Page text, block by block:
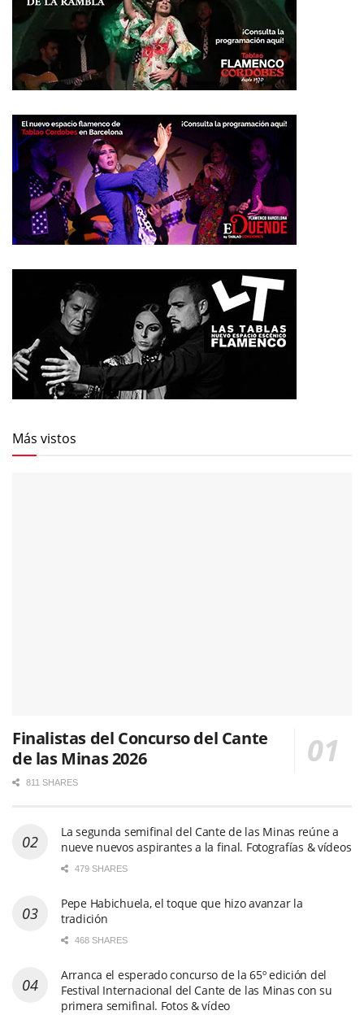
Más vistos
Finalistas del Concurso del Cante
de las Minas 2026
811 SHARES
La segunda semifinal del Cante de las Minas reúne a
nueve nuevos aspirantes a la final. Fotografías & vídeos
479 SHARES
Pepe Habichuela, el toque que hizo avanzar la
tradición
468 SHARES
Arranca el esperado concurso de la 65º edición del
Festival Internacional del Cante de las Minas con su
primera semifinal. Fotos & vídeo